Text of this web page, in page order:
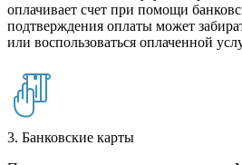
оплачивает счет при помощи
подтверждения оплаты может
или воспользоваться оплаченной
3. Банковские карты